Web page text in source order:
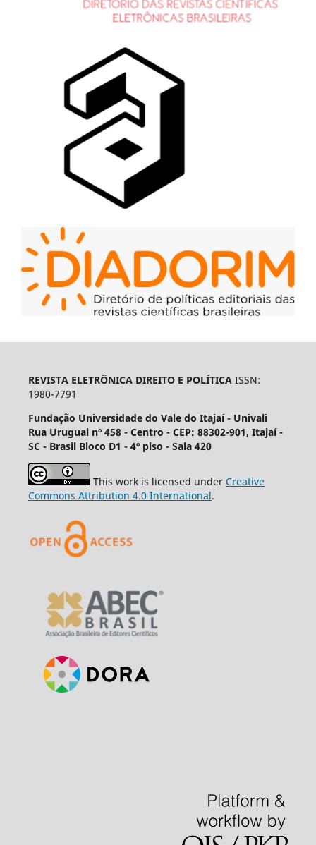
REVISTA ELETRÔNICA DIREITO E POLÍTICAISSN:
1980-7791
Fundação Universidade do Vale do Itajaí - Univali
Rua Uruguai nº 458 - Centro - CEP: 88302-901, Itajaí­ -
SC - Brasil Bloco D1 - 4º piso - Sala 420
This work is licensed under Creative
Commons Attribution 4.0 International.